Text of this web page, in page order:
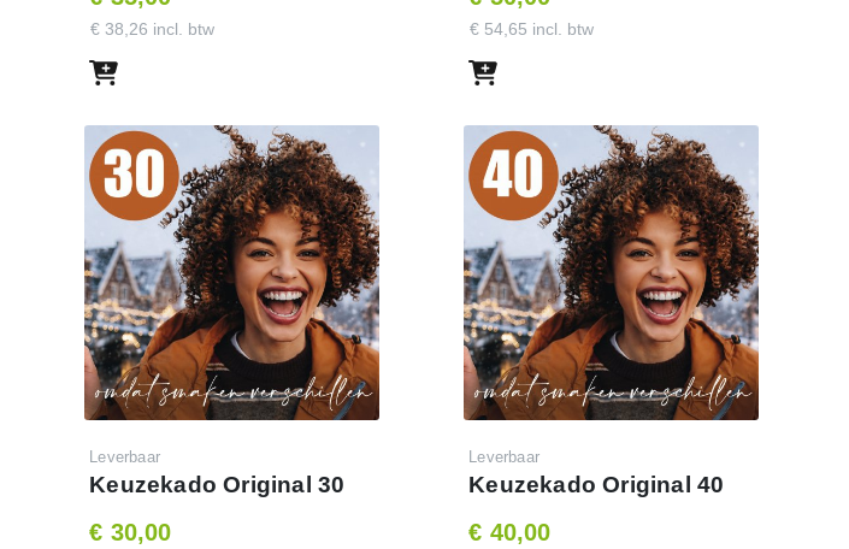
€ 38,26 incl. btw € 54,65 incl. btw
Leverbaar
Keuzekado Original 30
€ 30,00
Leverbaar
Keuzekado Original 40
€ 40,00